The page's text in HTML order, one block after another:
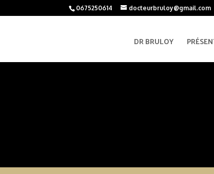
0675250614 docteurbruloy@gmail.com
DR BRULOY